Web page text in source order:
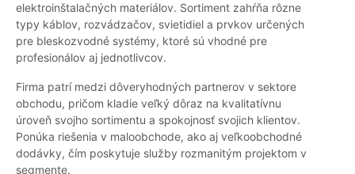
elektroinštalačných materiálov. Sortiment zahŕňa rôzne
typy káblov, rozvádzačov, svietidiel a prvkov určených
pre bleskozvodné systémy, ktoré sú vhodné pre
profesionálov aj jednotlivcov.
Firma patrí medzi dôveryhodných partnerov v sektore
obchodu, pričom kladie veľký dôraz na kvalitatívnu
úroveň svojho sortimentu a spokojnosť svojich klientov.
Ponúka riešenia v maloobchode, ako aj veľkoobchodné
dodávky, čím poskytuje služby rozmanitým projektom v
segmente.